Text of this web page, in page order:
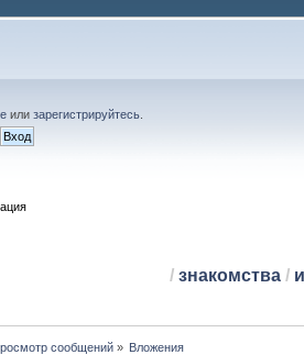
илизарегистрируйтесь
/ знакомства/
сообщений » Вложения